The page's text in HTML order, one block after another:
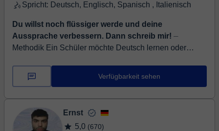
Spricht: Deutsch, Englisch, Spanisch , Italienisch
Du willst noch flüssiger werde und deine
Aussprache verbessern. Dann schreib mir! ⏤
Methodik Ein Schüler möchte Deutsch lernen oder
Schülers, um zu wissen, wo er anfangen soll, u...
Verfügbarkeit sehen
Ernst
5,0 (670)